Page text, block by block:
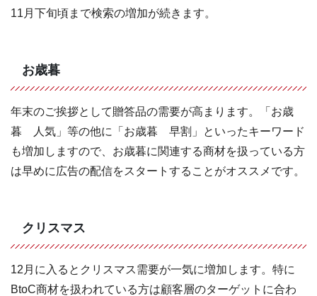
11月下旬頃まで検索の増加が続きます。
お歳暮
年末のご挨拶として贈答品の需要が高まります。「お歳
暮 人気」等の他に「お歳暮 早割」といったキーワード
も増加しますので、お歳暮に関連する商材を扱っている方
は早めに広告の配信をスタートすることがオススメです。
クリスマス
12月に入るとクリスマス需要が一気に増加します。特に
BtoC商材を扱われている方は顧客層のターゲットに合わ